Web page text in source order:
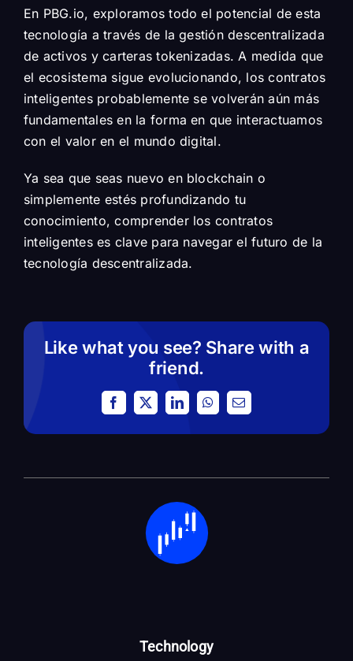
En PBG.io, exploramos todo el potencial de esta
tecnología a través de la gestión descentralizada
de activos y carteras tokenizadas. A medida que
el ecosistema sigue evolucionando, los contratos
inteligentes probablemente se volverán aún más
fundamentales en la forma en que interactuamos
con el valor en el mundo digital.
Ya sea que seas nuevo en blockchain o
simplemente estés profundizando tu
conocimiento, comprender los contratos
inteligentes es clave para navegar el futuro de la
tecnología descentralizada.
Like what you see? Share with a
friend.
Facebook
X LinkedInWhatsApp
Email
Technology